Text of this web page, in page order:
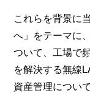
これらを背景に
へ」をテーマに
ついて、工場で
を解決する無線
資産管理につい